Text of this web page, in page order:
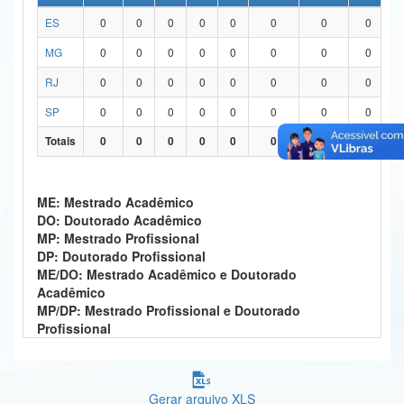
Ministério da Ciência, Tecnologia, Inovações e Comunicações
Ministério do Meio Ambiente
Ministério do Turismo
Ministério do Desenvolvimento Regional
Ministério da Mulher, da Família e dos Direitos Humanos
Secretaria-Geral
Secretaria de Governo
Gabinete de Segurança Institucional
ES
0 0 0 0 0 0 0 0
MG
0 0 0 0 0 0 0 0
RJ
0 0 0 0 0 0 0 0
SP
0 0 0 0 0 0 0 0
Totais
0 0 0 0 0 0 0 0
ME: Mestrado Acadêmico
DO: Doutorado Acadêmico
MP: Mestrado Profissional
DP: Doutorado Profissional
ME/DO: Mestrado Acadêmico e Doutorado
Acadêmico
MP/DP: Mestrado Profissional e Doutorado
Profissional
Gerar arquivo XLS